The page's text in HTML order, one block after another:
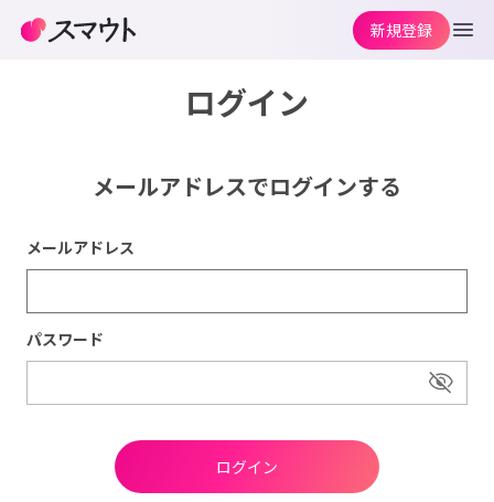
ログイン
メールアドレスでログインする
メールアドレス
パスワード
新規登録